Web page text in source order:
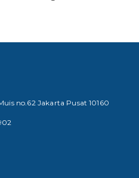
no.62 Jakarta Pusat 10160